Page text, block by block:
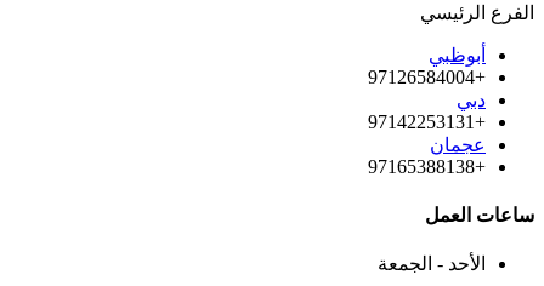
الفرع الرئيسي
أبوظبي
+97126584004
دبي
+97142253131
عجمان
+97165388138
ساعات العمل
الأحد - الجمعة